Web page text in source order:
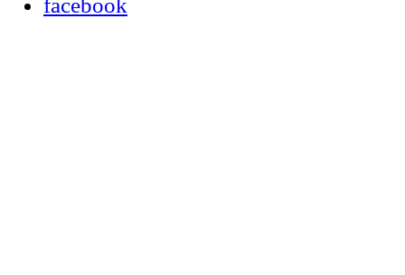
facebook